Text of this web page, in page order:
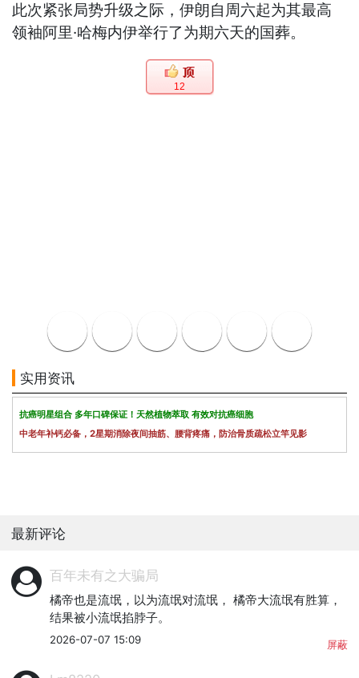
此次紧张局势升级之际，伊朗自周六起为其最高
领袖阿里·哈梅内伊举行了为期六天的国葬。
12
实用资讯
抗癌明星组合 多年口碑保证！天然植物萃取 有效对抗癌细胞
中老年补钙必备，2星期消除夜间抽筋、腰背疼痛，防治骨质疏松立竿见影
最新评论
百年未有之大骗局
橘帝也是流氓，以为流氓对流氓， 橘帝大流氓有胜算，
结果被小流氓掐脖子。
2026-07-07 15:09 屏蔽